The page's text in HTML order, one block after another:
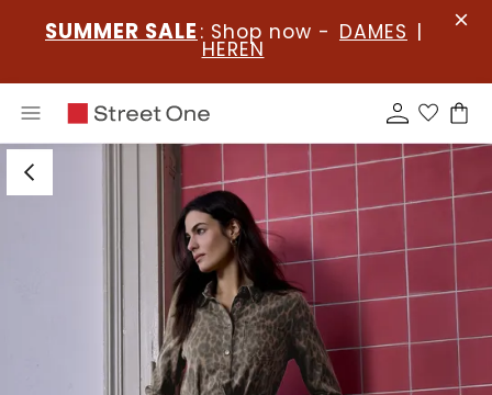
SUMMER SALE : Shop now - DAMES |
HEREN